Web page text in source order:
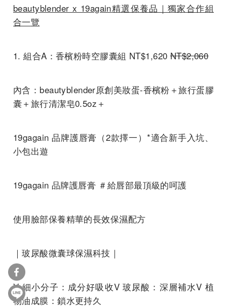
beautyblender x 19again精選保養品｜獨家合作組
合一覽
1.組合A ：香檳粉時空膠囊組 NT$1,620NT$2,060
內含：beautyblender原創美妝蛋-香檳粉＋旅行蛋膠
囊＋旅行清潔皂0.5oz＋
19gagain 品牌護唇膏（2款擇一）*適合新手入坑、
小包出遊
19gagain 品牌護唇膏 ＃給唇部最頂級的呵護
使用臉部保養精華的長效保濕配方
｜玻尿酸微囊球保濕科技｜
V 細小分子：成分好吸收V 玻尿酸：深層補水V 植
物油成膜：鎖水更持久